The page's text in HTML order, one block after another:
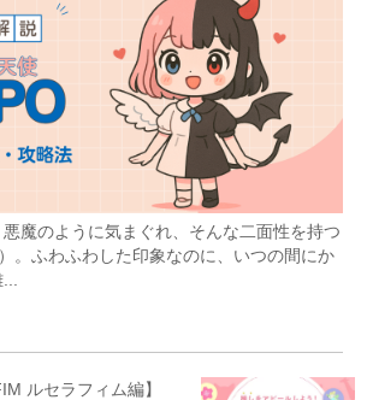
魔のように気まぐれ、そんな二面性を持つ
。ふわふわした印象なのに、いつの間にか
ルセラフィム編】